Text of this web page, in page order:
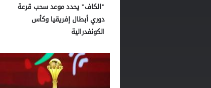
"الكاف" يحدد موعد سحب قرعة
دوري أبطال إفريقيا وكأس
الكونفدرالية